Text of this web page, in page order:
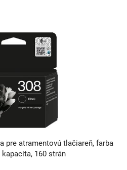
pre atramentovú tlačiareň, farba
160 strán